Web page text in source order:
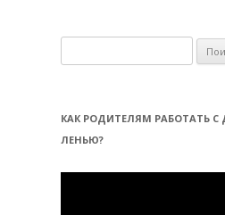
а
т
и
КАК РОДИТЕЛЯМ РАБОТАТЬ С
ЛЕНЬЮ?
Видеоплеер